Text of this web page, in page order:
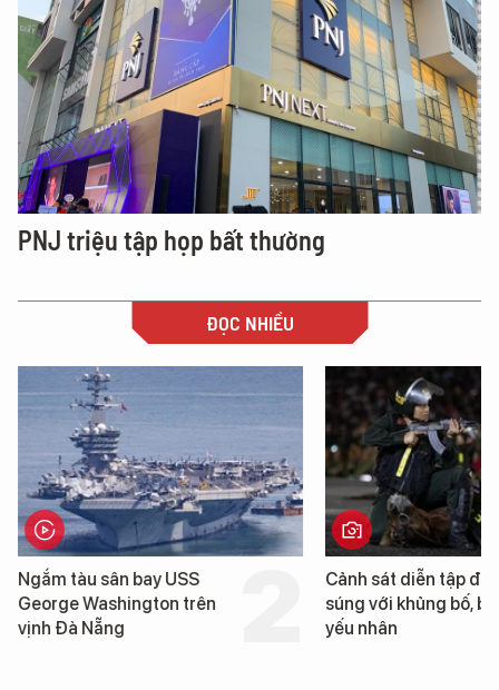
PNJ triệu tập họp bất thường
ĐỌC NHIỀU
Cảnh sát diễn tập đấu
súng với khủng bố, bảo vệ
yếu nhân
Hình ảnh đầu tiên về
tàu sân bay USS
Washington vừa đến